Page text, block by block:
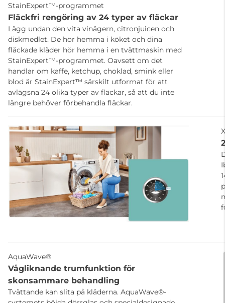
StainExpert™-programmet
Fläckfri rengöring av 24 typer av fläckar
Lägg undan den vita vinägern, citronjuicen och
diskmedlet. De hör hemma i köket och dina
fläckade kläder hör hemma i en tvättmaskin med
StainExpert™-programmet. Oavsett om det
handlar om kaffe, ketchup, choklad, smink eller
blod är StainExpert™ särskilt utformat för att
avlägsna 24 olika typer av fläckar, så att du inte
längre behöver förbehandla fläckar.
AquaWave®
Vågliknande trumfunktion för
skonsammare behandling
Tvättande kan slita på kläderna. AquaWave®-